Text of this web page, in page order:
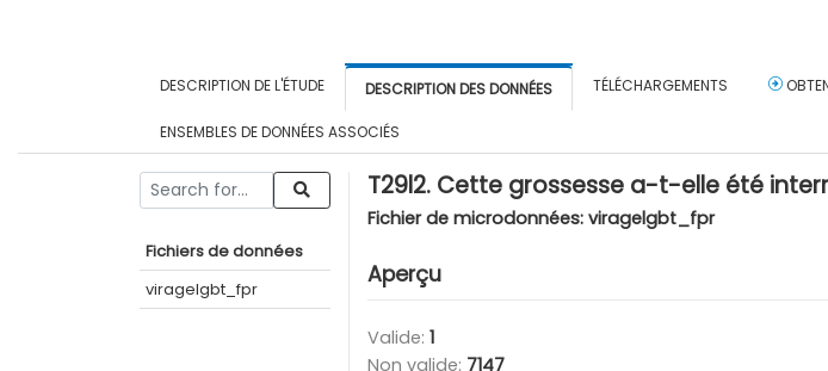
DESCRIPTION DE L'ÉTUDE DESCRIPTION DES DONNÉES TÉLÉCHARGEMENTS
ENSEMBLES DE DONNÉES ASSOCIÉS
Fichiers de données
viragelgbt_fpr
T29l2. Cette grossesse a-t-elle été
Fichier de microdonnées: viragelgbt_fpr
Aperçu
Valide: 1
Non valide: 7147